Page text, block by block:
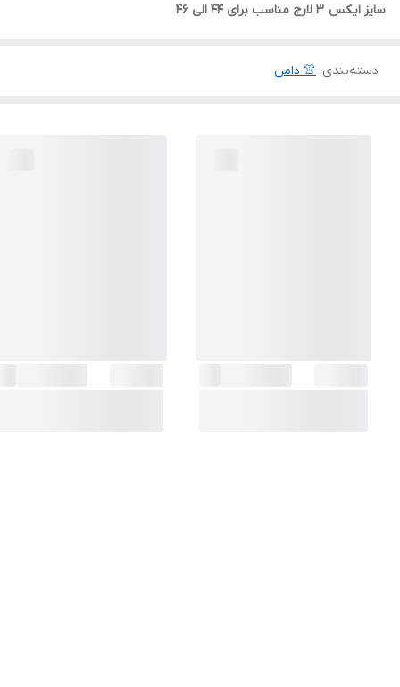
سایز ایکس 3 لارج مناسب برای 44 الی 46
دسته‌بندی: 👚 دامن